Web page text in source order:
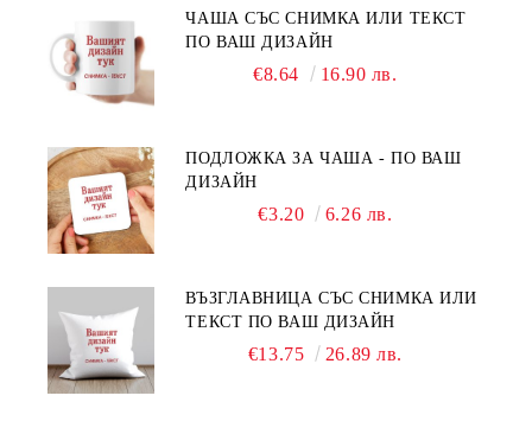
ЧАША СЪС СНИМКА ИЛИ ТЕКСТ
ПО ВАШ ДИЗАЙН
€8.64 16.90 лв.
ПОДЛОЖКА ЗА ЧАША - ПО ВАШ
ДИЗАЙН
€3.20 6.26 лв.
ВЪЗГЛАВНИЦА СЪС СНИМКА ИЛИ
ТЕКСТ ПО ВАШ ДИЗАЙН
€13.75 26.89 лв.